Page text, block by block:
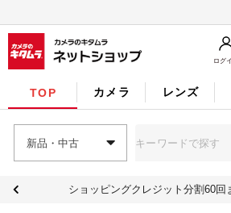
ログ
TOP カメラ レンズ
新品・中古
ショッピングクレジット分割60回